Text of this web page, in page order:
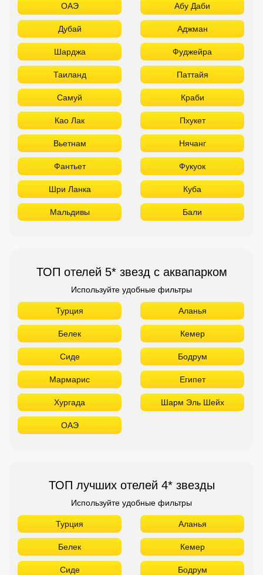
ОАЭ Абу Даби
Дубай Аджман
Шарджа Фуджейра
Таиланд Паттайя
Самуй Краби
Као Лак Пхукет
Вьетнам Нячанг
Фантьет Фукуок
Шри Ланка Куба
Мальдивы Бали
ТОП отелей 5* звезд с аквапарком
Используйте удобные фильтры
Турция Аланья
Белек Кемер
Сиде Бодрум
Мармарис Египет
Хургада Шарм Эль Шейх
ОАЭ
ТОП лучших отелей 4* звезды
Используйте удобные фильтры
Турция Аланья
Белек Кемер
Сиде Бодрум